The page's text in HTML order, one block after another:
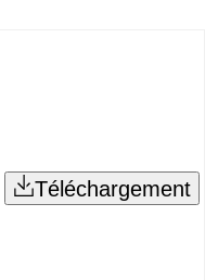
Téléchargement